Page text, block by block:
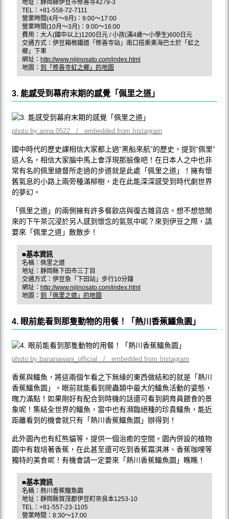
地址：靜岡縣伊豆市修善寺4279-3
TEL：+81-558-72-7111
營業時間(4月〜9月)：9:00〜17:00
營業時間(10月〜3月)：9:00〜16:00
費用：大人(國中以上)1200日元 / 小孩(滿4歲〜小學生)600日元
交通方式：伊豆箱根鐵道「修善寺站」南口搭乘東海巴士於「虹之
鄉」下車
網址： http://www.nijinosato.com/index.html
地圖： 到「修善寺虹之鄉」的地圖
3. 能感受到幕府末期的感覺「佩里之道」
photo by anna.0522 / embedded from Instagram
國中時代的歷史課相信大家都上過“黑船來航”的歷史，提到“佩里”
這人名，相信大家腦中馬上會浮現那臉像吧！在日本人之中也非
常有名的佩里總督所走過的步道就是此處「佩里之道」！擁有懷
舊氣息的小路上兩旁種滿柳樹，走在此能深深感受到時代劇世界
的夢幻。
「佩里之道」的兩側擁有許多餐飲店與復古雜貨店。想不想悠閒
來的下午茶沉浸於另人感到懷念的氣氛中呢？來到伊豆之際，請
要來「佩里之道」散散步！
■基本資訊
名稱：佩里之道
地址：靜岡縣下田市三丁目
交通方式：伊豆急「下田站」步行10分鐘
網址： http://www.nijinosato.com/index.html
地圖： 到「佩里之道」的地圖
4. 眼前能看到那隻動物的用餐！「熱川香蕉鱷魚園」
photo by bananawani_official / embedded from Instagram
香蕉與鱷魚，將這兩個乍看之下無緣的東西做結和的就是「熱川
香蕉鱷魚園」。眼前就能看到爬蟲類中最大的鱷魚活動的姿態，
魄力滿點！如果剛好有配合到時機的話還可看到飼育員餵食的景
象呢！集結全世界的鱷魚，當中也有瀕臨絕種的珍貴鱷魚，能近
距離看到的機會就只有「熱川香蕉鱷魚園」辦得到！
此外園內也有紅熊貓等，提供一個治癒的空間。園內併設的植物
園中有栽培著香蕉，在此甚至還可吃到香蕉霜淇淋、香蕉咖哩等
獨特的美食呢！有機會請一定要來「熱川香蕉鱷魚園」瞧瞧！
■基本資訊
名稱：熱川香蕉鱷魚園
地址：靜岡縣賀茂郡伊豆町奈良本1253-10
TEL：+81-557-23-1105
營業時間：8:30〜17:00